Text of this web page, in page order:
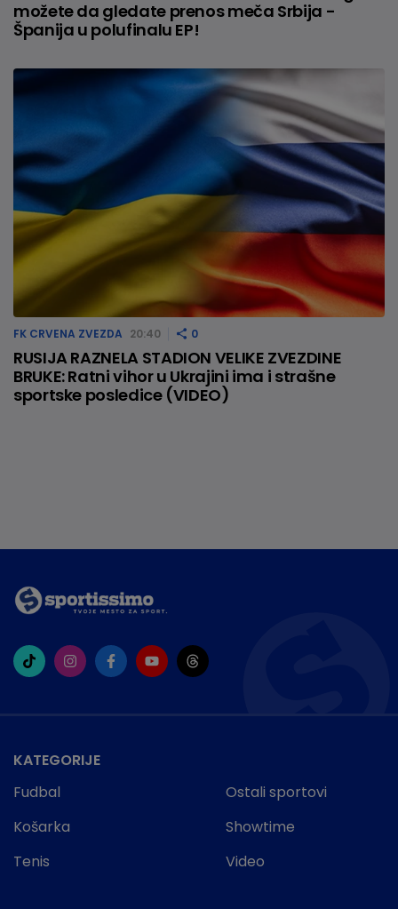
možete da gledate prenos meča Srbija -
Španija u polufinalu EP!
FK CRVENA ZVEZDA 20:40 0
RUSIJA RAZNELA STADION VELIKE ZVEZDINE
BRUKE: Ratni vihor u Ukrajini ima i strašne
sportske posledice (VIDEO)
KATEGORIJE
Fudbal
Košarka
Tenis
Ostali sportovi
Showtime
Video